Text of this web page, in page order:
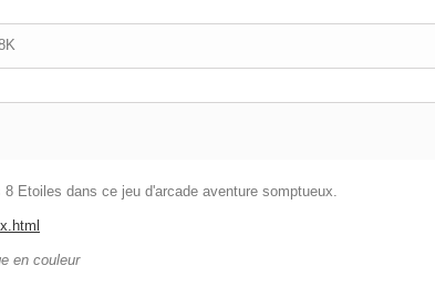
Etoiles dans ce jeu d'arcade aventure somptueux.
en couleur